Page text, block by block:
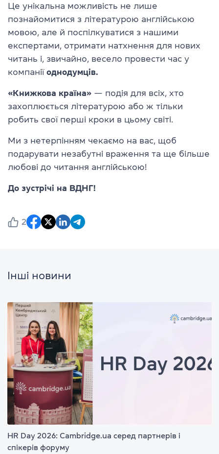
Це унікальна можливість не лише
познайомитися з літературою англійською
мовою, але й поспілкуватися з нашими
експертами, отримати натхнення для нових
читань і, звичайно, весело провести час у
компанії однодумців.
«Книжкова країна» — подія для всіх, хто
захоплюється літературою або ж тільки
робить свої перші кроки в цьому світі.
Ми з нетерпінням чекаємо на вас, щоб
подарувати незабутні враження та ще більше
любові до читання англійською!
До зустрічі на ВДНГ!
2
Інші новини
HR Day 2026: Cambridge.ua серед партнерів і
спікерів форуму